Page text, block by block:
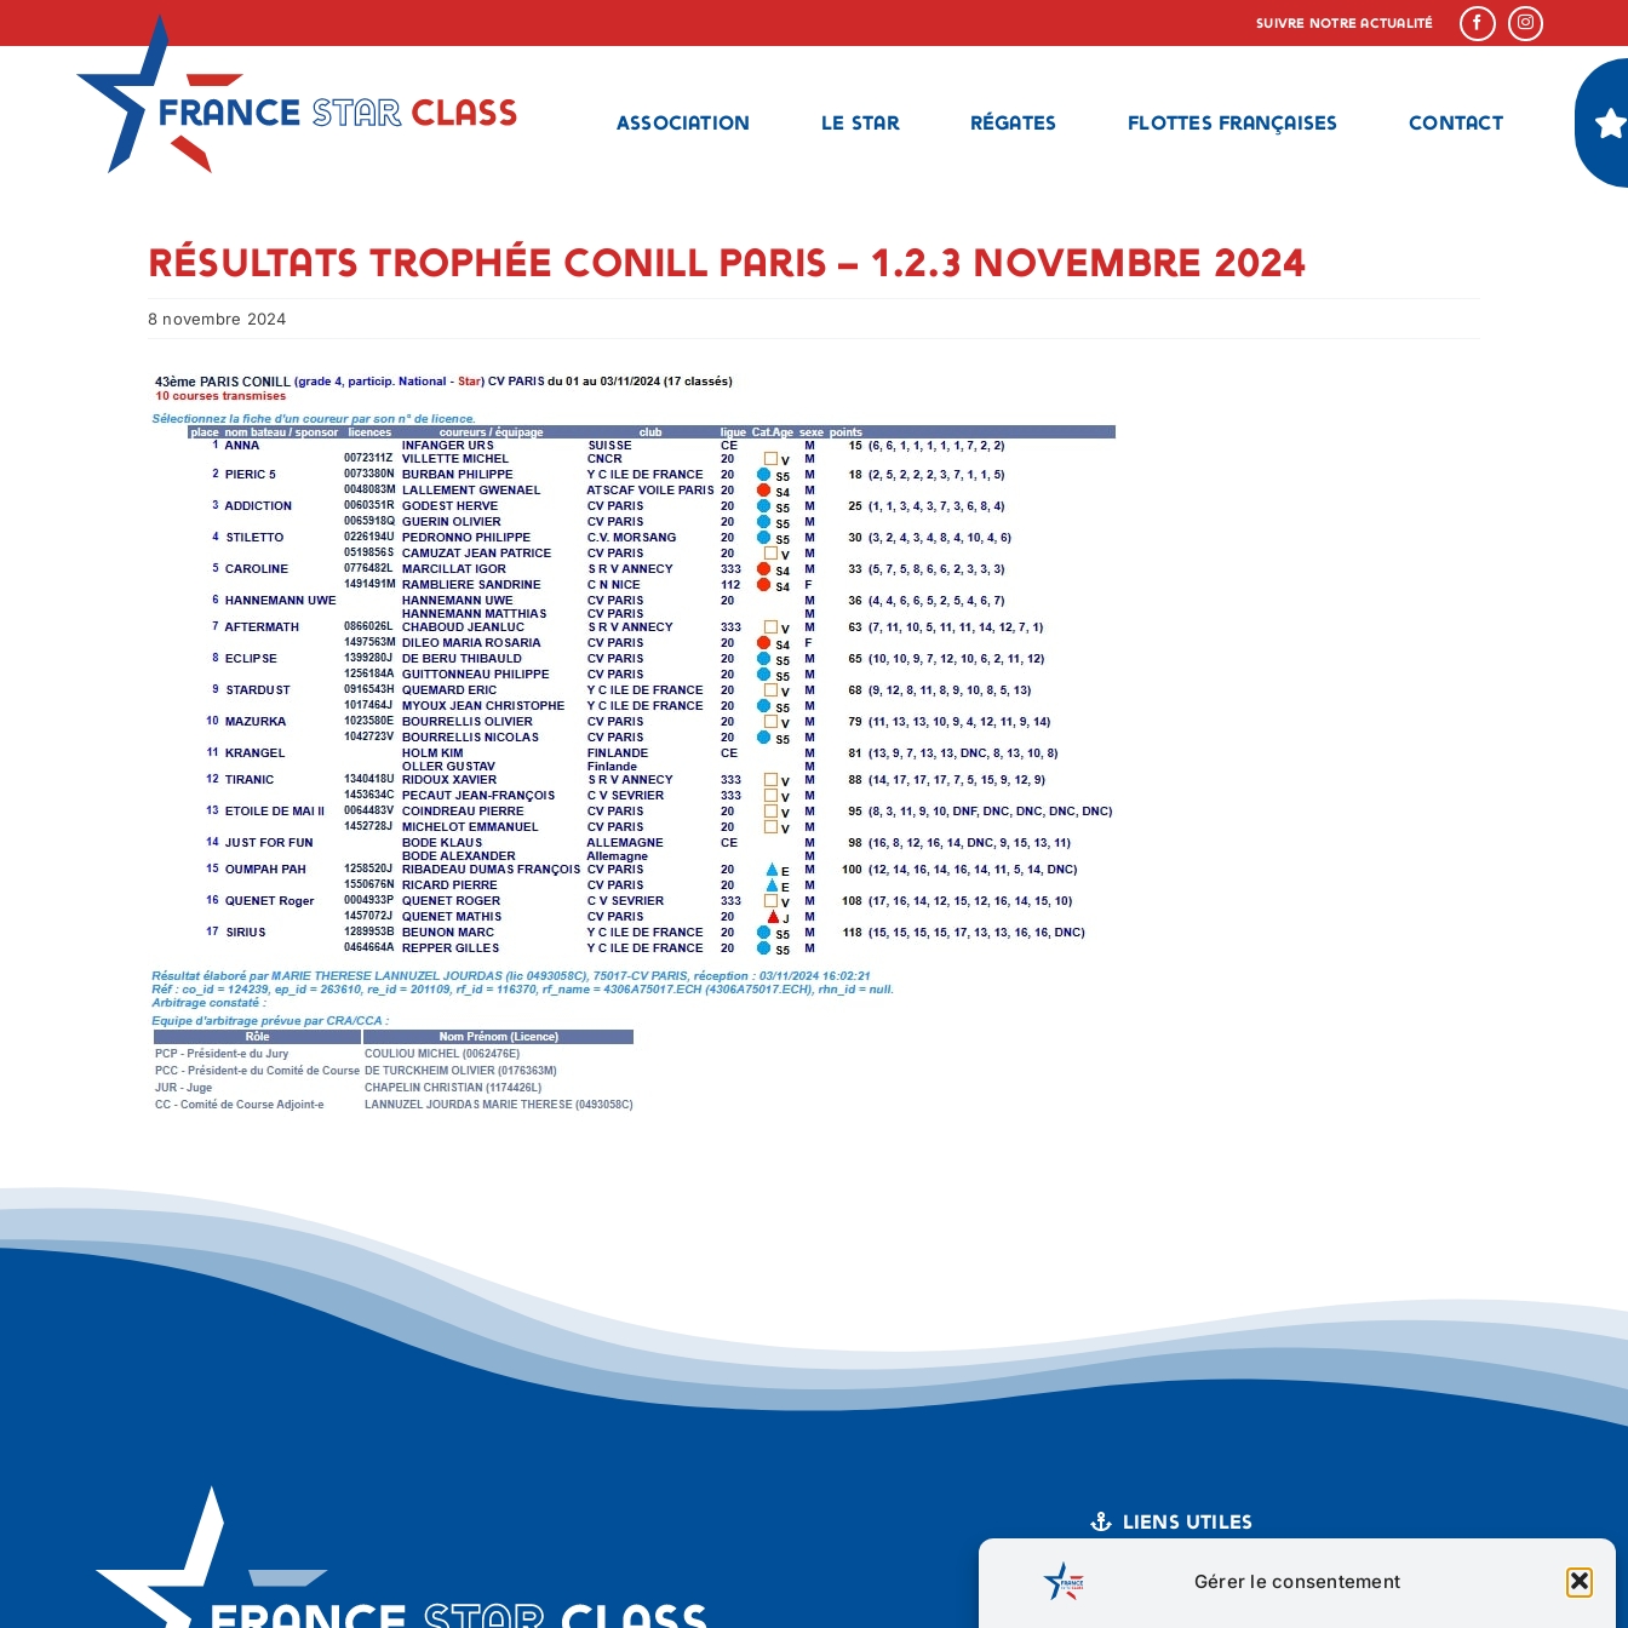
Gérer le consentement
to
Suivre notre actualité
Association Le Star Régates Flottes françaises Contact
Résultats Trophée Conill Paris – 1.2.3 novembre 2024
8 novembre 2024
Liens utiles
Mentions légales